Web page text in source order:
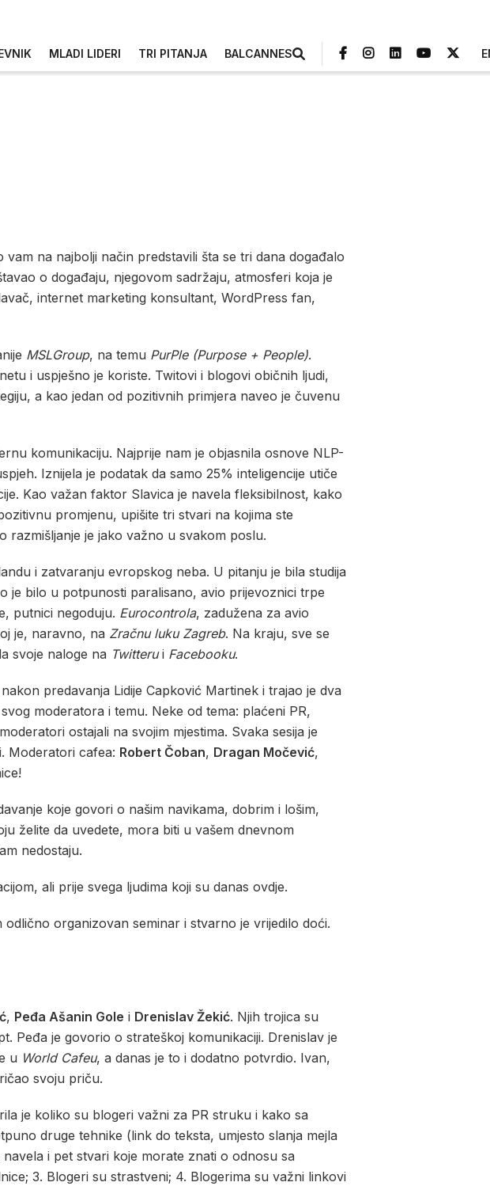
MLADI LIDERI TRI PITANJA BALCANNES
vam na najbolji način predstavili šta se tri dana događalo
o događaju, njegovom sadržaju, atmosferi koja je
internet marketing konsultant, WordPress fan,
MSLGroup, na temu PurPle (Purpose + People).
i uspješno je koriste. Twitovi i blogovi običnih ljudi,
a kao jedan od pozitivnih primjera naveo je čuvenu
komunikaciju. Najprije nam je objasnila osnove NLP-
Iznijela je podatak da samo 25% inteligencije utiče
Kao važan faktor Slavica je navela fleksibilnost, kako
promjenu, upišite tri stvari na kojima ste
razmišljanje je jako važno u svakom poslu.
i zatvaranju evropskog neba. U pitanju je bila studija
je bilo u potpunosti paralisano, avio prijevoznici trpe
putnici negoduju. Eurocontrola, zadužena za avio
je, naravno, na Zračnu luku Zagreb. Na kraju, sve se
svoje naloge na Twitterui Facebooku.
predavanja Lidije Capković Martinek i trajao je dva
moderatora i temu. Neke od tema: plaćeni PR,
ostajali na svojim mjestima. Svaka sesija je
Moderatori cafea: Robert Čoban, Dragan Močević,
koje govori o našim navikama, dobrim i lošim,
želite da uvedete, mora biti u vašem dnevnom
nedostaju.
ali prije svega ljudima koji su danas ovdje.
organizovan seminar i stvarno je vrijedilo doći.
, Peđa Ašanin Gole i Drenislav Žekić. Njih trojica su
Peđa je govorio o strateškoj komunikaciji. Drenislav je
u World Cafeu, a danas je to i dodatno potvrdio. Ivan,
svoju priču.
je koliko su blogeri važni za PR struku i kako sa
druge tehnike (link do teksta, umjesto slanja mejla
i pet stvari koje morate znati o odnosu sa
3. Blogeri su strastveni; 4. Blogerima su važni linkovi